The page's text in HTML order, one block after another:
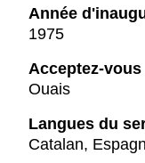
Année
1975
Acceptez-
Ouais
Langues du
Catalan,